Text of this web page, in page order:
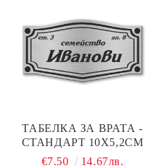
ТАБЕЛКА ЗА ВРАТА -
СТАНДАРТ 10Х5,2СМ
€7.50
14.67лв.